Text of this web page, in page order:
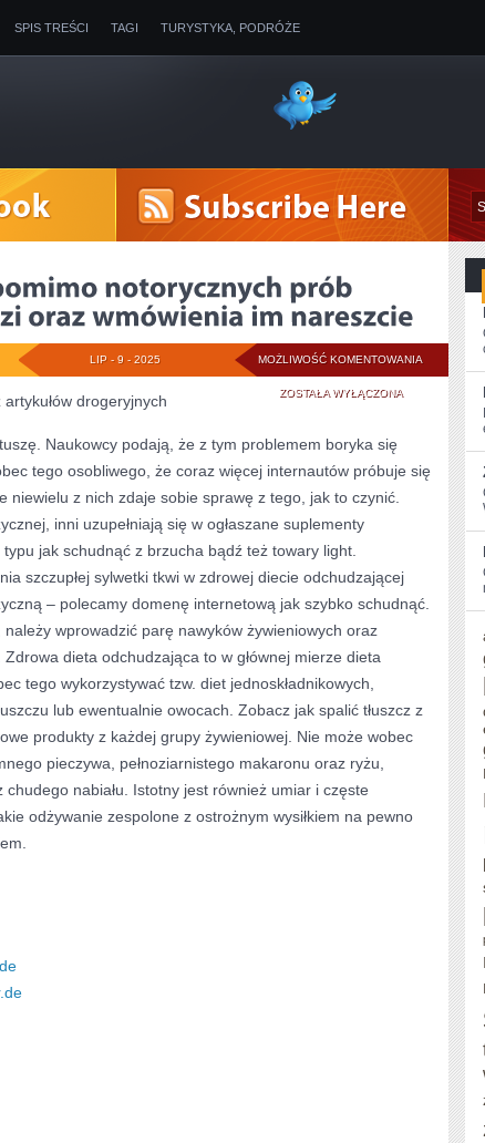
SPIS TREŚCI TAGI TURYSTYKA, PODRÓŻE
MOŻLIWOŚĆ KOMENTOWANIA
POMIMO
PRÓB
DOTARCIA
LUDZI
ORAZ
NARESZCIE
ZOSTAŁA WYŁĄCZONA
LIP - 9 - 2025
drogeryjnych
Naukowcy podają, że z tym problemem boryka się
tego osobliwego, że coraz więcej internautów próbuje się
niewielu z nich zdaje sobie sprawę z tego, jak to czynić.
inni uzupełniają się w ogłaszane suplementy
jak schudnąć z brzucha bądź też towary light.
szczupłej sylwetki tkwi w zdrowej diecie odchudzającej
– polecamy domenę internetową jak szybko schudnąć.
wprowadzić parę nawyków żywieniowych oraz
dieta odchudzająca to w głównej mierze dieta
tego wykorzystywać tzw. diet jednoskładnikowych,
lub ewentualnie owocach. Zobacz jak spalić tłuszcz z
produkty z każdej grupy żywieniowej. Nie może wobec
pieczywa, pełnoziarnistego makaronu oraz ryżu,
nabiału. Istotny jest również umiar i częste
odżywanie zespolone z ostrożnym wysiłkiem na pewno